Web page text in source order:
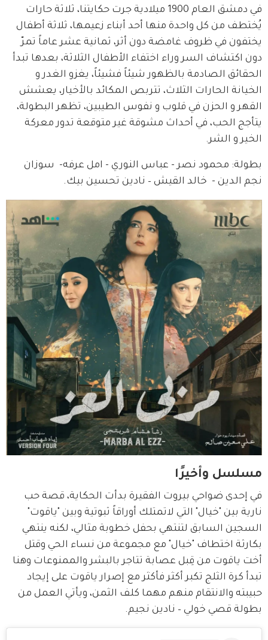
في دمشق العام 1900 ميلادية جرت حكايتنا، ثلاثة حارات
يُختطف من كل واحدة منها أحد أبناء زعيمها، ثلاثة أطفال
يختفون في ظروف غامضة دون أثر، ثمانية عشر عاماً تمرّ
دون اكتشاف السر وراء اختفاء الأطفال الثلاثة، بعدها تبدأ
الحقائق الصادمة بالظهور شيئاً فشيئاً، يغزو الغدر و
الخيانة الحارات الثلاث، تتربص المكائد بالأخيار، يعشش
القهر و الحزن في قلوب و نفوس الطيبين، تظهر البطولة،
يتأجج الحب، في أحداث مشوقة غير متوقعة تدور معركة
الخير و الشر.
بطولة: محمود نصر - عباس النوري - امل عرفه-  سوزان
نجم الدين -  خالد القيش – نادين تحسين بيك.
مسلسل وأخيرًا
في إحدى ضواحي بيروت الفقيرة بدأت الحكاية، قصة حب
نارية بين "خيال" التي لاتمتلك أوراقاً ثبوتية وبين "ياقوت"
السجين السابق لتنتهي بحفل خطوبة مثالي، لكنه ينتهي
بكارثة اختطاف "خيال" مع مجموعة من نساء الحي وقتل
أخت ياقوت من قِبل عصابة تتاجر بالبشر والممنوعات وهنا
تبدأ كرة الثلج تكبر أكثر فأكثر مع إصرار ياقوت على إيجاد
حبيبته والانتقام منهم مهما كلف الثمن، ويأتي العمل من
بطولة قصي خولي – نادين نجيم.